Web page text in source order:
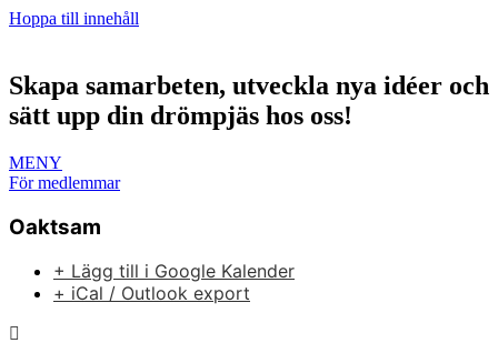
Hoppa till innehåll
Skapa samarbeten, utveckla nya idéer och
sätt upp din drömpjäs hos oss!
MENY
För medlemmar
Oaktsam
+ Lägg till i Google Kalender
+ iCal / Outlook export